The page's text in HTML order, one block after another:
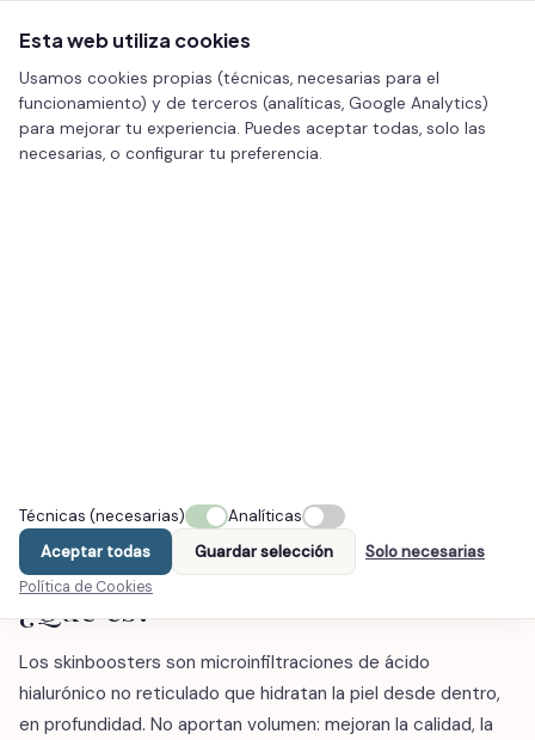
CONOCE EL TRATAMIENTO
¿Qué es?
Los skinboosters son microinfiltraciones de ácido
hialurónico no reticulado que hidratan la piel desde dentro,
en profundidad. No aportan volumen: mejoran la calidad, la
Esta web utiliza cookies
Usamos cookies propias (técnicas, necesarias para el
funcionamiento) y de terceros (analíticas, Google Analytics)
para mejorar tu experiencia. Puedes aceptar todas, solo las
necesarias, o configurar tu preferencia.
Técnicas (necesarias)
Analíticas
Aceptar todas
Guardar selección Solo necesarias
Política de Cookies